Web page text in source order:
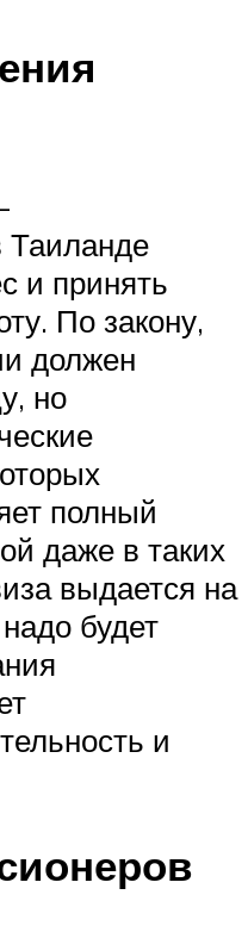
Таиланде
и принять
По закону,
должен
но
полный
даже в таких
выдается на
будет
и